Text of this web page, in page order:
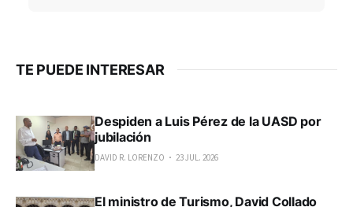
TE PUEDE INTERESAR
Despiden a Luis Pérez de la UASD por
jubilación
DAVID R. LORENZO 23 JUL. 2026
El ministro de Turismo, David Collado